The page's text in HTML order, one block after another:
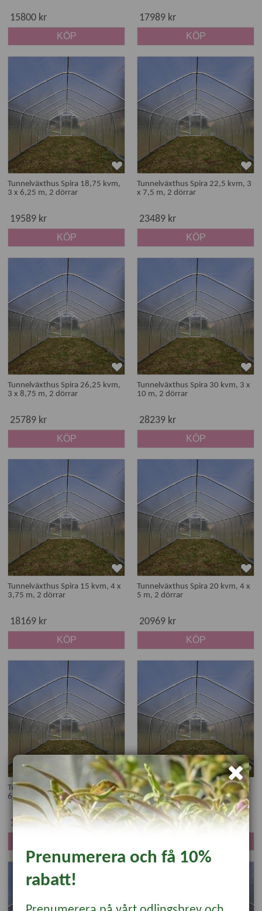
15800 kr
KÖP
17989 kr
KÖP
Tunnelväxthus Spira 18,75 kvm,
3 x 6,25 m, 2 dörrar
19589 kr
KÖP
Tunnelväxthus Spira 22,5 kvm, 3
x 7,5 m, 2 dörrar
23489 kr
KÖP
Tunnelväxthus Spira 26,25 kvm,
3 x 8,75 m, 2 dörrar
25789 kr
KÖP
Tunnelväxthus Spira 30 kvm, 3 x
10 m, 2 dörrar
28239 kr
KÖP
Tunnelväxthus Spira 15 kvm, 4 x
3,75 m, 2 dörrar
18169 kr
KÖP
Tunnelväxthus Spira 20 kvm, 4 x
5 m, 2 dörrar
20969 kr
KÖP
Tunnelväxthus Spira 25 kvm, 4 x
6,25 m, 2 dörrar
18019 kr
Tunnelväxthus Spira 30 kvm, 4 x
7,5 m, 2 dörrar
27709 kr
Prenumerera och få 10%
rabatt!